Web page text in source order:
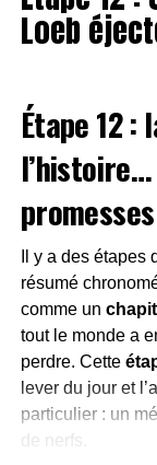
Idée
Dans ce
au bon moment
une
Impossible de
brièvement sur
Dakar 2026.
poussière
d’assistance.
plan du terrain
Première
pièges
Dès le départ
dans un
décor
de trajectoires
la précision
Les principaux
Soigner
Loeb
Étape 12
promesses
Il y a des
résumé
comme un
tout le monde a
perdre. Cette
lever du jour et
particulier : un
de nerfs.